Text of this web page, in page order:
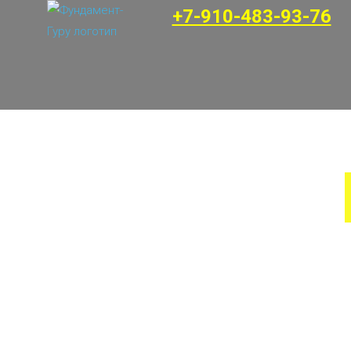
+7-910-483-93-76